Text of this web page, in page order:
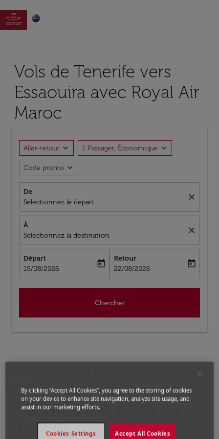

Vols de Tenerife vers
Essaouira avec Royal Air
Maroc
Aller-retour expand_more 1 Passager, Économique expand_more
Code promo expand_more
De
Sélectionnez le départ
close
À
Sélectionnez la destination
close
Départ
fc-booking-departure-date-aria-label
15/08/2026
today
Retour
fc-booking-return-date-aria-label
22/08/2026
today
Chercher
Vols de Tenerife a
Prochains Vols de Tenerife vers
Essaouira
Aucun tarif trouvé pour les options populaires
By clicking “Accept All Cookies”, you agree to the storing of cookies
on your device to enhance site navigation, analyze site usage, and
assist in our marketing efforts.
Accept All Cookies
Cookies Settings